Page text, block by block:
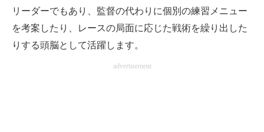
リーダーでもあり、監督の代わりに個別の練習メニュー
を考案したり、レースの局面に応じた戦術を繰り出した
りする頭脳として活躍します。
advertisement